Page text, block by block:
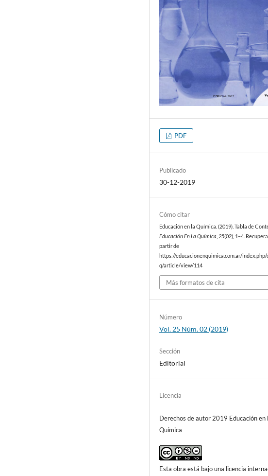
PDF
Publicado
30-12-2019
Cómo citar
Educación en la Química. (2019). Tabla de
Educación En La Química 25(02), 1–4.
partir de
https://educacionenquimica.com.ar/index.php/
q/article/view/114
Más formatos de cita
Número
Vol. 25 Núm. 02 (2019)
Sección
Editorial
Licencia
Derechos de autor 2019 Educación en
Química
Esta obra está bajo una licencia